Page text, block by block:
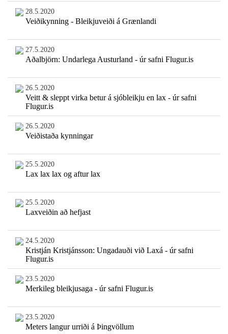
28.5.2020
Veiðikynning - Bleikjuveiði á Grænlandi
27.5.2020
Aðalbjörn: Undarlega Austurland - úr safni Flugur.is
26.5.2020
Veitt & sleppt virka betur á sjóbleikju en lax - úr safni
Flugur.is
26.5.2020
Veiðistaða kynningar
25.5.2020
Lax lax lax og aftur lax
25.5.2020
Laxveiðin að hefjast
24.5.2020
Kristján Kristjánsson: Ungadauði við Laxá - úr safni
Flugur.is
23.5.2020
Merkileg bleikjusaga - úr safni Flugur.is
23.5.2020
Meters langur urriði á Þingvöllum